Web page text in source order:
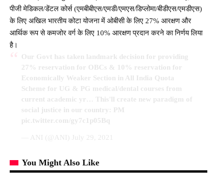
पीजी मेडिकल/डेंटल कोर्स (एमबीबीएस/एमडी/एमएस/डिप्लोमा/बीडीएस/एमडीएस)
के लिए अखिल भारतीय कोटा योजना में ओबीसी के लिए 27% आरक्षण और
आर्थिक रूप से कमजोर वर्ग के लिए 10% आरक्षण प्रदान करने का निर्णय लिया
है।
Our Govt has taken landmark decision for providing
27% reservation for OBCs & 10% reservation for
Economically Weaker Section in All India Quota
Scheme for UG & PG medical/dental courses from
current academic yr… This'll create new paradigm of
social justice in our country: PM
pic.twitter.com/gy7c1p05Bq
— ANI (@ANI) July 29, 2021
You Might Also Like